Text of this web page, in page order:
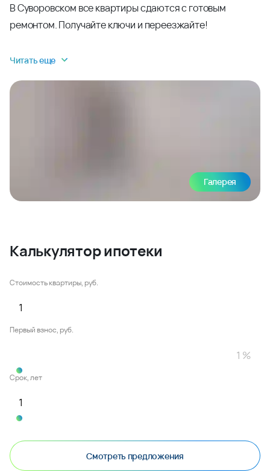
В Суворовском все квартиры сдаются с готовым
ремонтом. Получайте ключи и переезжайте!
Читать еще
Галерея
Калькулятор ипотеки
Стоимость квартиры, руб.
Первый взнос, руб.
Срок, лет
Смотреть предложения